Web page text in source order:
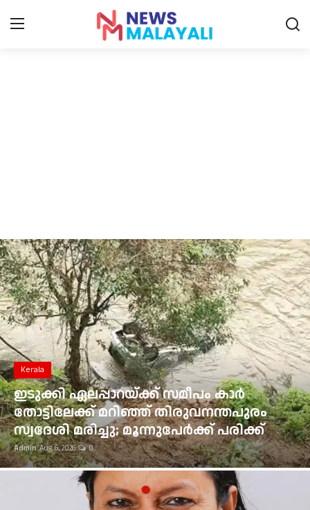
Entertainment
Sports
Food
Gulf News
Loksabha Election 2024
Technology
Health
Jobs Mall
Kerala
ഇടുക്കി ഏലപ്പാറയ്ക്ക് സമീപം കാർ
തോട്ടിലേക്ക് മറിഞ്ഞ് തിരുവനന്തപുരം
സ്വദേശി മരിച്ചു; മൂന്നുപേർക്ക് പരിക്ക്
Admin Aug 6, 2026 0